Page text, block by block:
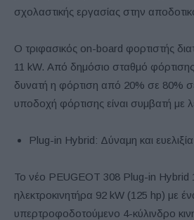
σχολαστικής εργασίας στην
O τριφασικός on-board φορτιστής
11 kW. Από δημόσιο σταθμό φόρτισης
δυνατή η φόρτιση από 20% σε 80%
υποδοχή φόρτισης είναι συμβατή με
Plug-in Hybrid: Δύναμη και ευελιξία
Το νέο PEUGEOT 308 Plug-in Hybrid
ηλεκτροκινητήρα 92 kW (125 hp) με
υπερτροφοδοτούμενο 4-κύλινδρο